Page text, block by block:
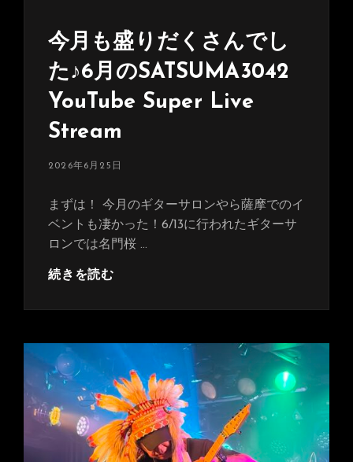
(≧▽≦)
今月も盛りだくさんでし
た♪6月のSATSUMA3042
YouTube Super Live
Stream
投
2026年6月25日
まずは！ 今月のギターサロンやら薩摩でのイ
ベントも凄かった！6/13に行われたギターサ
ロンでは名門桜 …
続きを読む
も
り
く
さ
ん
で